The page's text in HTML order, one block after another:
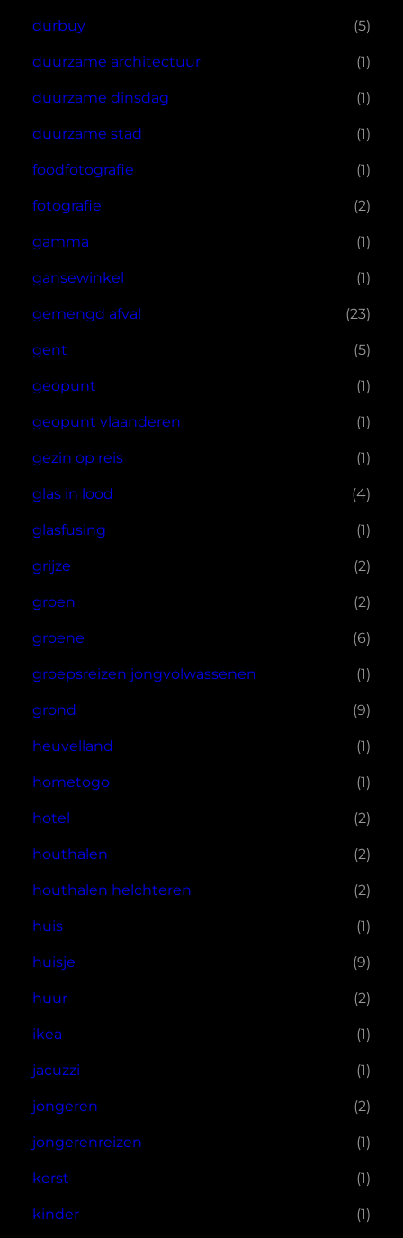
durbuy (5)
duurzame architectuur (1)
duurzame dinsdag (1)
duurzame stad (1)
foodfotografie (1)
fotografie (2)
gamma (1)
gansewinkel (1)
gemengd afval (23)
gent (5)
geopunt (1)
geopunt vlaanderen (1)
gezin op reis (1)
glas in lood (4)
glasfusing (1)
grijze (2)
groen (2)
groene (6)
groepsreizen jongvolwassenen (1)
grond (9)
heuvelland (1)
hometogo (1)
hotel (2)
houthalen (2)
houthalen helchteren (2)
huis (1)
huisje (9)
huur (2)
ikea (1)
jacuzzi (1)
jongeren (2)
jongerenreizen (1)
kerst (1)
kinder (1)